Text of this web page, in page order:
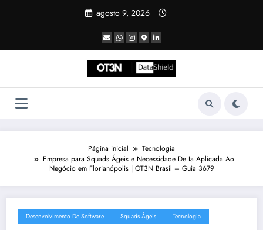
agosto 9, 2026
Página inicial
Tecnologia
Empresa para Squads Ágeis e Necessidade De Ia Aplicada Ao
Negócio em Florianópolis | OT3N Brasil – Guia 3679
Desenvolvimento De Software Squads Ágeis Tecnologia